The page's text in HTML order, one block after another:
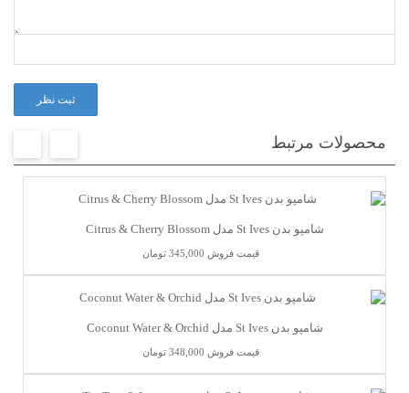
ثبت نظر
محصولات مرتبط
شامپو بدن St Ives مدل Citrus & Cherry Blossom
قیمت فروش 345,000 تومان
شامپو بدن St Ives مدل Coconut Water & Orchid
قیمت فروش 348,000 تومان